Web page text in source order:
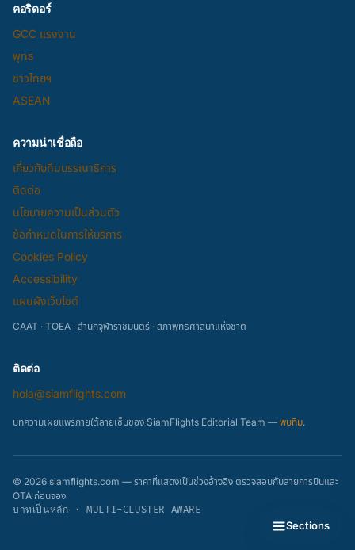
Sections
คอริดอร์
GCC แรงงาน
พุทธ
ชาวไทยฯ
ASEAN
ความน่าเชื่อถือ
เกี่ยวกับทีมบรรณาธิการ
ติดต่อ
นโยบายความเป็นส่วนตัว
ข้อกำหนดในการให้บริการ
Cookies Policy
Accessibility
แผนผังเว็บไซต์
CAAT · TOEA · สำนักจุฬาราชมนตรี · สภาพุทธศาสนาแห่งชาติ
ติดต่อ
hola@siamflights.com
บทความเผยแพร่ภายใต้ลายเซ็นของ SiamFlights Editorial Team — พบทีม.
© 2026 siamflights.com — ราคาที่แสดงเป็นช่วงอ้างอิง ตรวจสอบกับสายการบินและ
OTA ก่อนจอง
บาทเป็นหลัก · MULTI-CLUSTER AWARE